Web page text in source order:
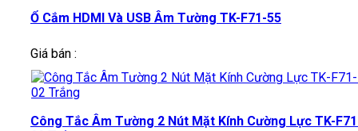
Ổ Cắm HDMI Và USB Âm Tường TK-F71-55
Giá bán :
Công Tắc Âm Tường 2 Nút Mặt Kính Cường Lực TK-